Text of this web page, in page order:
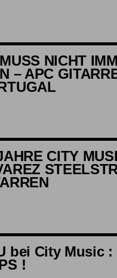
NICHT
– APC
CITY
bei City Music :
!